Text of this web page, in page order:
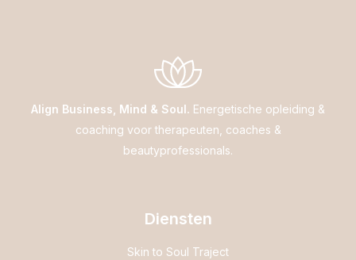
Align Business, Mind & Soul. Energetische opleiding &
coaching voor therapeuten, coaches &
beautyprofessionals.
Diensten
Skin to Soul Traject